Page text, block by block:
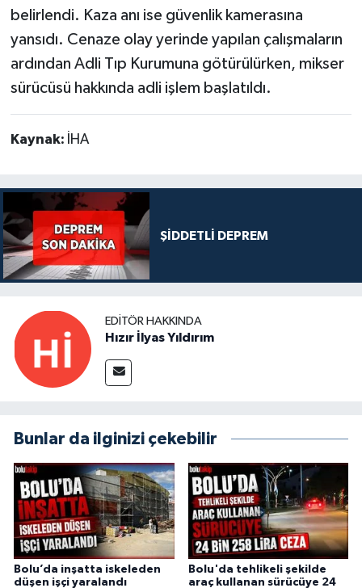
belirlendi. Kaza anı ise güvenlik kamerasına
yansıdı. Cenaze olay yerinde yapılan çalışmaların
ardından Adli Tıp Kurumuna götürülürken, mikser
sürücüsü hakkında adli işlem başlatıldı.
Kaynak: İHA
ŞİDDETLİ DEPREM
EDITÖR HAKKINDA
Hızır İlyas Yıldırım
Bunlar da ilginizi çekebilir
Bolu’da inşatta iskeleden
düşen işçi yaralandı
Bolu'da tehlikeli şekilde
araç kullanan sürücüye 24